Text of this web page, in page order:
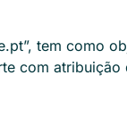
tem como
com